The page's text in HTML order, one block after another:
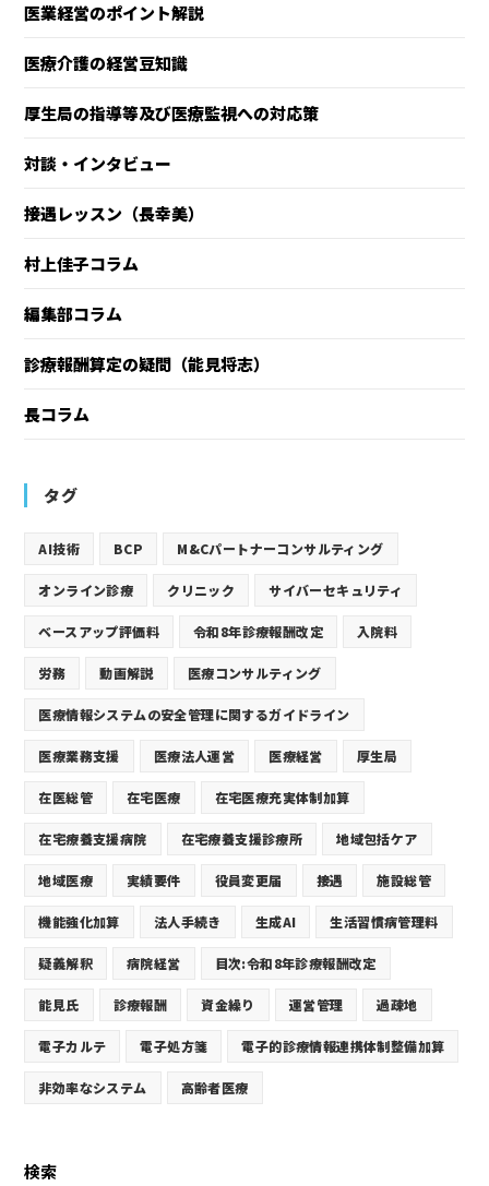
医業経営のポイント解説
医療介護の経営豆知識
厚生局の指導等及び医療監視への対応策
対談・インタビュー
接遇レッスン（長幸美）
村上佳子コラム
編集部コラム
診療報酬算定の疑問（能見将志）
長コラム
タグ
AI技術 BCP M&Cパートナーコンサルティング
オンライン診療 クリニック サイバーセキュリティ
ベースアップ評価料 令和8年診療報酬改定 入院料
労務 動画解説 医療コンサルティング
医療情報システムの安全管理に関するガイドライン
医療業務支援 医療法人運営 医療経営 厚生局
在医総管 在宅医療 在宅医療充実体制加算
在宅療養支援病院 在宅療養支援診療所 地域包括ケア
地域医療 実績要件 役員変更届 接遇 施設総管
機能強化加算 法人手続き 生成AI 生活習慣病管理料
疑義解釈 病院経営 目次:令和8年診療報酬改定
能見氏 診療報酬 資金繰り 運営管理 過疎地
電子カルテ 電子処方箋 電子的診療情報連携体制整備加算
非効率なシステム 高齢者医療
検索